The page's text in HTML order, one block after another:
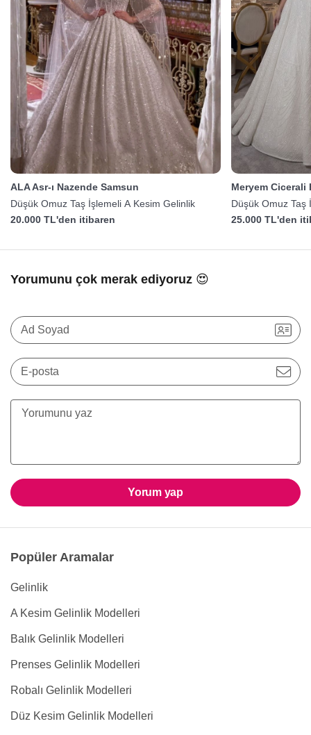
ALA Asr-ı Nazende Samsun
Düşük Omuz Taş İşlemeli A Kesim Gelinlik
20.000 TL'den itibaren
Meryem Cicerali
Düşük Omuz Taş
25.000 TL'den
Yorumunu çok merak ediyoruz 😍
Ad Soyad
E-posta
Yorum yap
Popüler Aramalar
Gelinlik
A Kesim Gelinlik Modelleri
Balık Gelinlik Modelleri
Prenses Gelinlik Modelleri
Robalı Gelinlik Modelleri
Düz Kesim Gelinlik Modelleri